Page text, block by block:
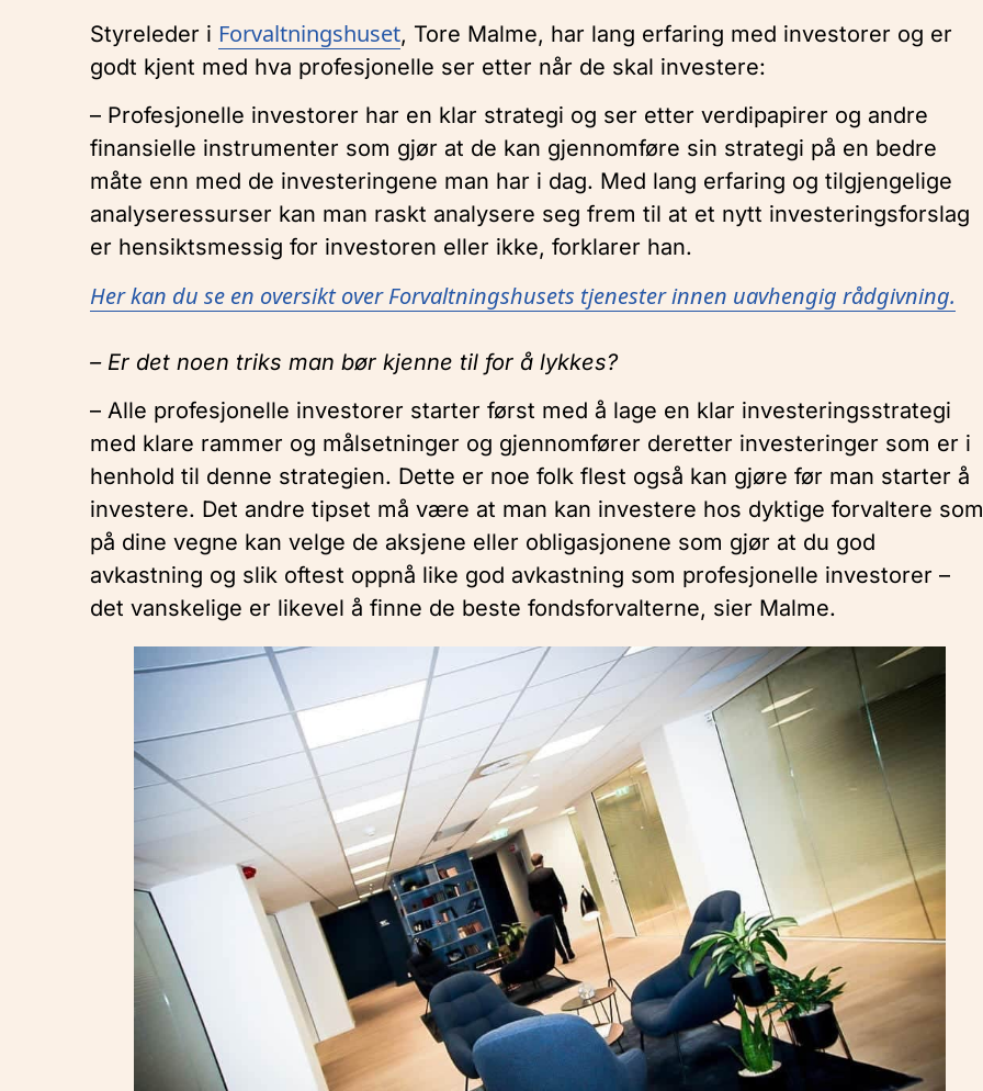
Styreleder i Forvaltningshuset, Tore Malme, har lang erfaring med investorer og er
godt kjent med hva profesjonelle ser etter når de skal investere:
– Profesjonelle investorer har en klar strategi og ser etter verdipapirer og andre
finansielle instrumenter som gjør at de kan gjennomføre sin strategi på en bedre
måte enn med de investeringene man har i dag. Med lang erfaring og tilgjengelige
analyseressurser kan man raskt analysere seg frem til at et nytt investeringsforslag
er hensiktsmessig for investoren eller ikke, forklarer han.
Her kan du se en oversikt over Forvaltningshusets tjenester innen uavhengig rådgivning.
– Er det noen triks man bør kjenne til for å lykkes?
– Alle profesjonelle investorer starter først med å lage en klar investeringsstrategi
med klare rammer og målsetninger og gjennomfører deretter investeringer som er i
henhold til denne strategien. Dette er noe folk flest også kan gjøre før man starter å
investere. Det andre tipset må være at man kan investere hos dyktige forvaltere som
på dine vegne kan velge de aksjene eller obligasjonene som gjør at du god
avkastning og slik oftest oppnå like god avkastning som profesjonelle investorer –
det vanskelige er likevel å finne de beste fondsforvalterne, sier Malme.